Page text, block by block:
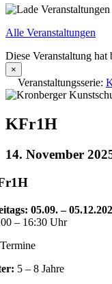
Alle Veranstaltungen
Diese Veranstaltung hat
×
Veranstaltungsserie:
KFr1H
14. November
05.09. –
– 16:30 Uhr
5 – 8 Jahre